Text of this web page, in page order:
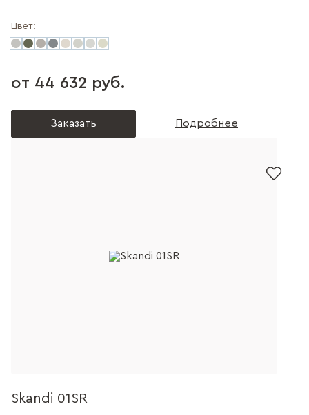
Цвет:
от 44 632 руб.
Заказать Подробнее
Skandi 01SR